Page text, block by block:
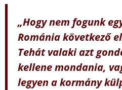
„Hogy nem fogunk
Románia következő
Tehát valaki azt
kellene mondania,
legyen a kormány